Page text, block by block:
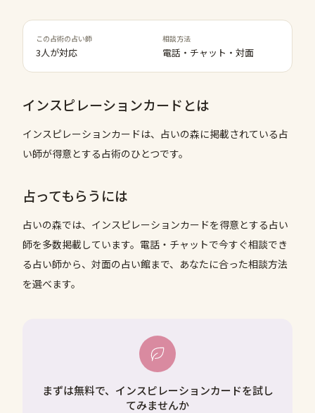
この占術の占い師
3人が対応
相談方法
電話・チャット・対面
インスピレーションカード とは
インスピレーションカードは、占いの森に掲載されている占
い師が得意とする占術のひとつです。
占ってもらうには
占いの森では、 インスピレーションカードを得意とする占い
師を多数掲載しています。電話・チャットで今すぐ相談でき
る占い師から、対面の占い館まで、あなたに合った相談方法
を選べます。
まずは無料で、インスピレーションカードを試し
てみませんか